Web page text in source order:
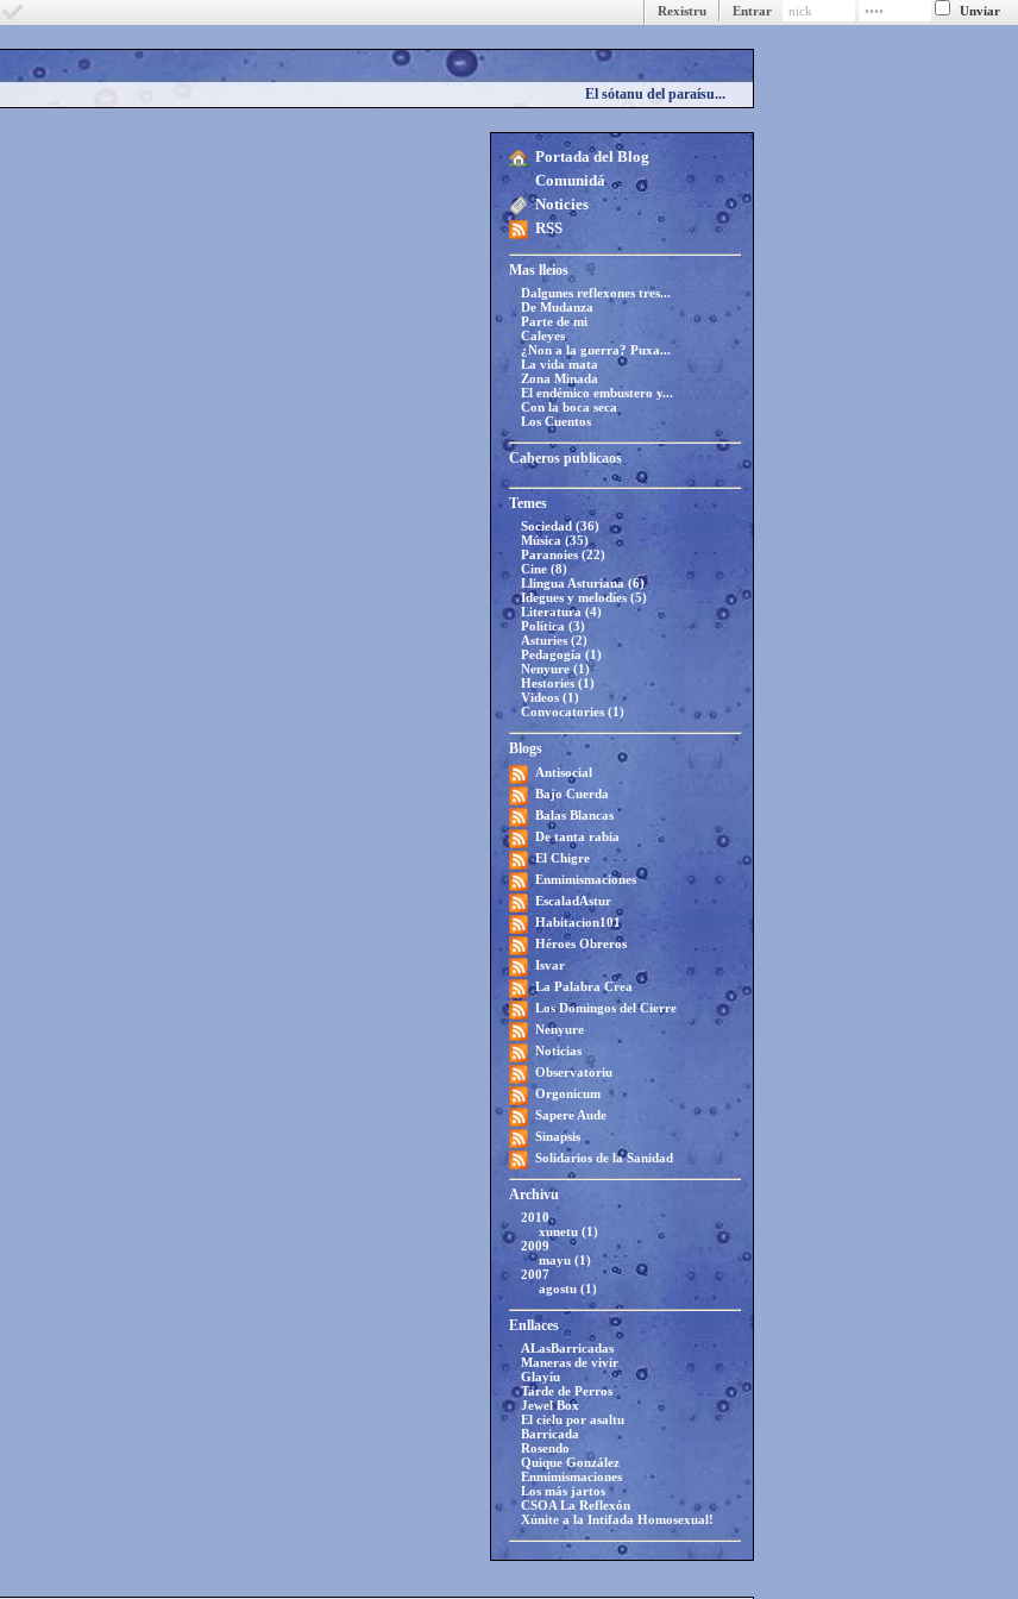
Entrar
Rexistru
El sótanu del paraísu...
Portada del Blog
Comunidá
Noticies
RSS
Mas lleíos
Dalgunes reflexones tres...
De Mudanza
Parte de mi
Caleyes
¿Non a la guerra? Puxa...
La vida mata
Zona Minada
El endémico embustero y...
Con la boca seca
Los Cuentos
Caberos publicaos
Temes
Sociedad (36)
Música (35)
Paranoies (22)
Cine (8)
Llingua Asturiana (6)
Idegues y melodíes (5)
Literatura (4)
Política (3)
Asturies (2)
Pedagogía (1)
Nenyure (1)
Hestories (1)
Videos (1)
Convocatories (1)
Blogs
Antisocial
Bajo Cuerda
Balas Blancas
De tanta rabia
El Chigre
Enmimismaciones
EscaladAstur
Habitacion101
Héroes Obreros
Isvar
La Palabra Crea
Los Domingos del Cierre
Nenyure
Noticias
Observatoriu
Orgonicum
Sapere Aude
Sinapsis
Solidarios de la Sanidad
Archivu
2010
xunetu (1)
2009
mayu (1)
2007
agostu (1)
Enllaces
ALasBarricadas
Maneras de vivir
Glayíu
Tarde de Perros
Jewel Box
El cielu por asaltu
Barricada
Rosendo
Quique González
Enmimismaciones
Los más jartos
CSOA La Reflexón
Xúnite a la Intifada Homosexual!